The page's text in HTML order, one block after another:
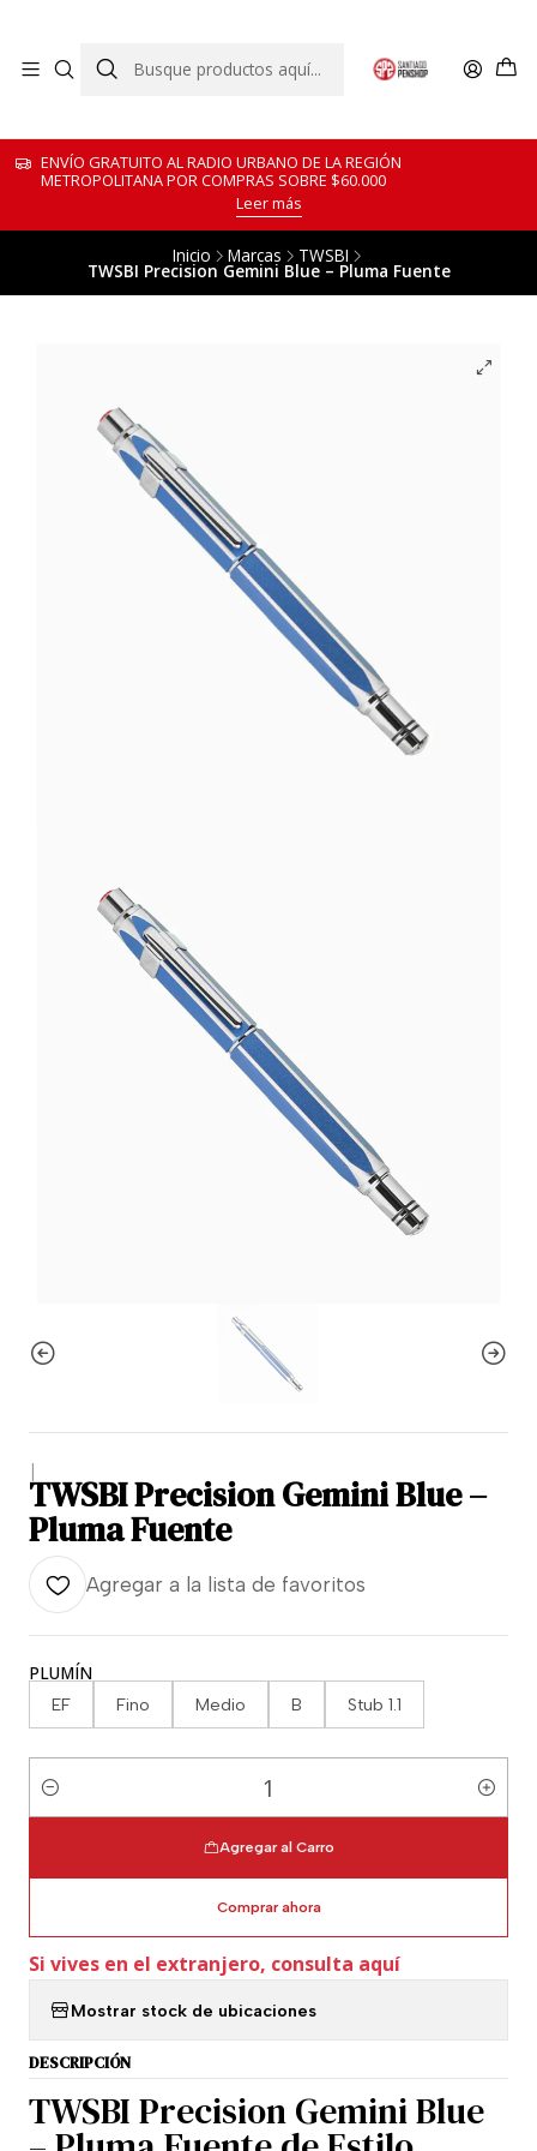
ENVÍO GRATUITO AL RADIO URBANO DE LA REGIÓN
METROPOLITANA POR COMPRAS SOBRE $60.000
Leer más
Inicio Marcas TWSBI
TWSBI Precision Gemini Blue – Pluma Fuente
|
TWSBI Precision Gemini Blue –
Pluma Fuente
Agregar a la lista de favoritos
PLUMÍN
EF Fino Medio B Stub 1.1
Cantidad
Agregar al Carro
Comprar ahora
Si vives en el extranjero, consulta aquí
Mostrar stock de ubicaciones
DESCRIPCIÓN
TWSBI Precision Gemini Blue